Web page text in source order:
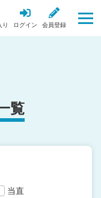
り ログイン 会員登録
覧
当直